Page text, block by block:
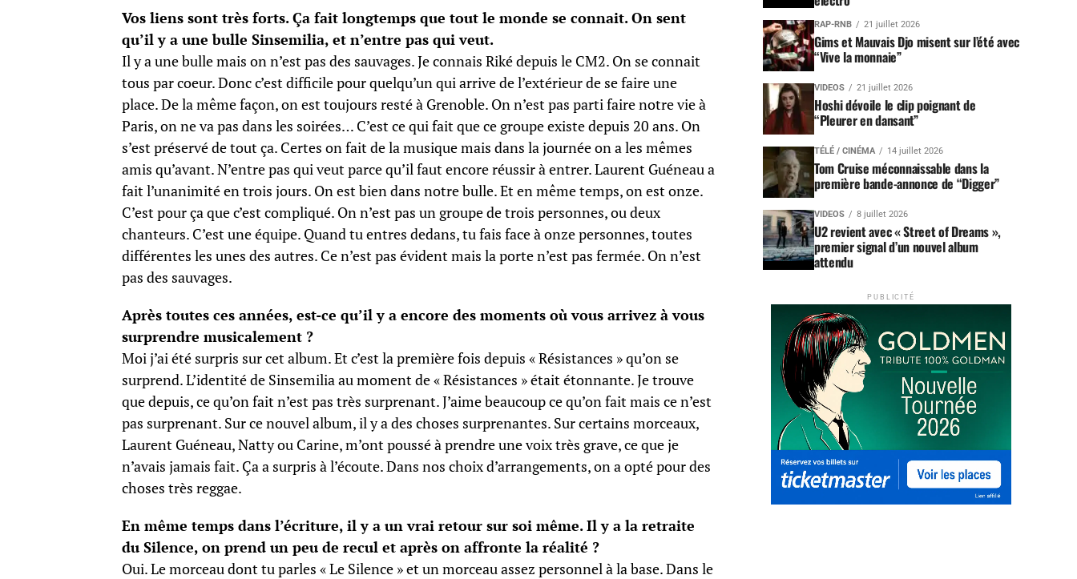
Vos liens sont très forts. Ça fait longtemps que tout le monde se connait. On sent
qu’il y a une bulle Sinsemilia, et n’entre pas qui veut.
Il y a une bulle mais on n’est pas des sauvages. Je connais Riké depuis le CM2. On se connait
tous par coeur. Donc c’est difficile pour quelqu’un qui arrive de l’extérieur de se faire une
place. De la même façon, on est toujours resté à Grenoble. On n’est pas parti faire notre vie à
Paris, on ne va pas dans les soirées… C’est ce qui fait que ce groupe existe depuis 20 ans. On
s’est préservé de tout ça. Certes on fait de la musique mais dans la journée on a les mêmes
amis qu’avant. N’entre pas qui veut parce qu’il faut encore réussir à entrer. Laurent Guéneau a
fait l’unanimité en trois jours. On est bien dans notre bulle. Et en même temps, on est onze.
C’est pour ça que c’est compliqué. On n’est pas un groupe de trois personnes, ou deux
chanteurs. C’est une équipe. Quand tu entres dedans, tu fais face à onze personnes, toutes
différentes les unes des autres. Ce n’est pas évident mais la porte n’est pas fermée. On n’est
pas des sauvages.
Après toutes ces années, est-ce qu’il y a encore des moments où vous arrivez à vous
surprendre musicalement ?
Moi j’ai été surpris sur cet album. Et c’est la première fois depuis « Résistances » qu’on se
surprend. L’identité de Sinsemilia au moment de « Résistances » était étonnante. Je trouve
que depuis, ce qu’on fait n’est pas très surprenant. J’aime beaucoup ce qu’on fait mais ce n’est
pas surprenant. Sur ce nouvel album, il y a des choses surprenantes. Sur certains morceaux,
Laurent Guéneau, Natty ou Carine, m’ont poussé à prendre une voix très grave, ce que je
n’avais jamais fait. Ça a surpris à l’écoute. Dans nos choix d’arrangements, on a opté pour des
choses très reggae.
En même temps dans l’écriture, il y a un vrai retour sur soi même. Il y a la retraite
du Silence, on prend un peu de recul et après on affronte la réalité ?
Oui. Le morceau dont tu parles « Le Silence » et un morceau assez personnel à la base. Dans le
RAP-RNB 21 juillet 2026
Gims et Mauvais Djo misent sur l’été avec
“Vive la monnaie”
VIDEOS 21 juillet 2026
Hoshi dévoile le clip poignant de
“Pleurer en dansant”
TÉLÉ / CINÉMA 14 juillet 2026
Tom Cruise méconnaissable dans la
première bande-annonce de “Digger”
VIDEOS 8 juillet 2026
U2 revient avec « Street of Dreams »,
premier signal d’un nouvel album
attendu
PUBLICITÉ